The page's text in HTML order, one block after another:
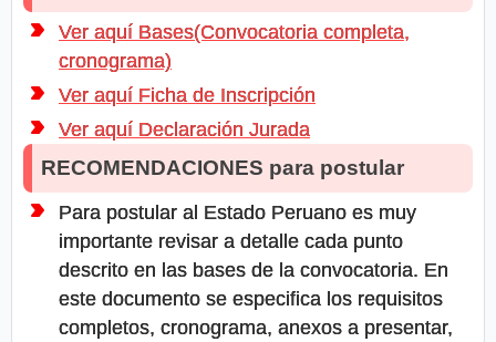
Ver aquí Bases(Convocatoria completa,
cronograma)
Ver aquí Ficha de Inscripción
Ver aquí Declaración Jurada
RECOMENDACIONES para postular
Para postular al Estado Peruano es muy
importante revisar a detalle cada punto
descrito en las bases de la convocatoria. En
este documento se especifica los requisitos
completos, cronograma, anexos a presentar,